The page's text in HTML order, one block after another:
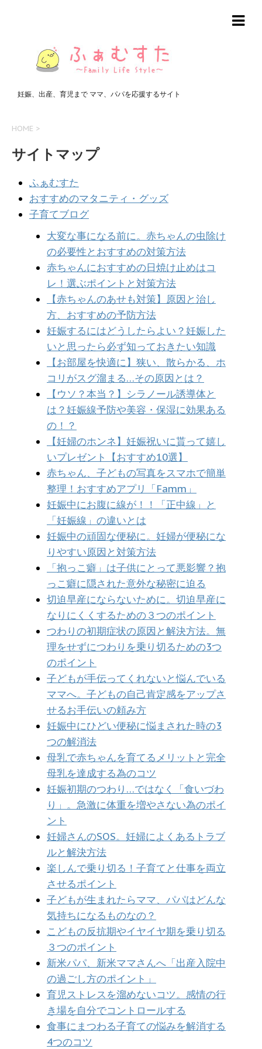
妊娠、出産、育児まで ママ、パパを応援するサイト
HOME >
サイトマップ
ふぁむすた
おすすめのマタニティ・グッズ
子育てブログ
大変な事になる前に。赤ちゃんの虫除け
の必要性とおすすめの対策方法
赤ちゃんにおすすめの日焼け止めはコ
レ！選ぶポイントと対策方法
【赤ちゃんのあせも対策】原因と治し
方、おすすめの予防方法
妊娠するにはどうしたらよい？妊娠した
いと思ったら必ず知っておきたい知識
【お部屋を快適に】狭い、散らかる、ホ
コリがスグ溜まる…その原因とは？
【ウソ？本当？】シラノール誘導体と
は？妊娠線予防や美容・保湿に効果ある
の！？
【妊婦のホンネ】妊娠祝いに貰って嬉し
いプレゼント【おすすめ10選】
赤ちゃん、子どもの写真をスマホで簡単
整理！おすすめアプリ「Famm」
妊娠中にお腹に線が！！「正中線」と
「妊娠線」の違いとは
妊娠中の頑固な便秘に。妊婦が便秘にな
りやすい原因と対策方法
「抱っこ癖」は子供にとって悪影響？抱
っこ癖に隠された意外な秘密に迫る
切迫早産にならないために。切迫早産に
なりにくくするための３つのポイント
つわりの初期症状の原因と解決方法。無
理をせずにつわりを乗り切るための3つ
のポイント
子どもが手伝ってくれないと悩んでいる
ママへ。子どもの自己肯定感をアップさ
せるお手伝いの頼み方
妊娠中にひどい便秘に悩まされた時の3
つの解消法
母乳で赤ちゃんを育てるメリットと完全
母乳を達成する為のコツ
妊娠初期のつわり…ではなく「食いづわ
り」。急激に体重を増やさない為のポイ
ント
妊婦さんのSOS。妊婦によくあるトラブ
ルと解決方法
楽しんで乗り切る！子育てと仕事を両立
させるポイント
子どもが生まれたらママ、パパはどんな
気持ちになるものなの？
こどもの反抗期やイヤイヤ期を乗り切る
３つのポイント
新米パパ、新米ママさんへ「出産入院中
の過ごし方のポイント」
育児ストレスを溜めないコツ。感情の行
き場を自分でコントロールする
食事にまつわる子育ての悩みを解消する
4つのコツ